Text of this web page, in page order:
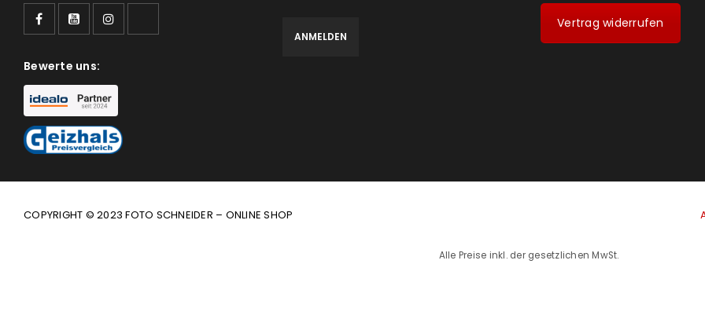
Bewerte uns:
Vertrag widerrufen
COPYRIGHT © 2023 FOTO SCHNEIDER – ONLINE SHOP
Alle Preise inkl. der gesetzlichen MwSt.